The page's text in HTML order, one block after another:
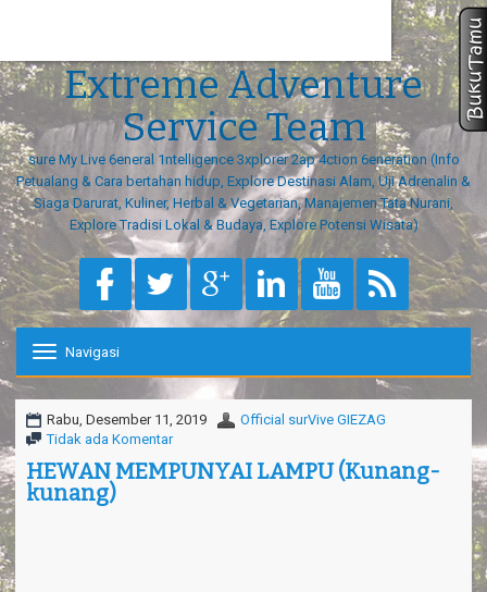
Extreme Adventure
Service Team
sure My Live 6eneral 1ntelligence 3xplorer 2ap 4ction 6eneration (Info
Petualang & Cara bertahan hidup, Explore Destinasi Alam, Uji Adrenalin &
Siaga Darurat, Kuliner, Herbal & Vegetarian, Manajemen Tata Nurani,
Explore Tradisi Lokal & Budaya, Explore Potensi Wisata)
o
g
n
Navigasi
Rabu, Desember 11, 2019
Official surVive GIEZAG
Tidak ada Komentar
HEWAN MEMPUNYAI LAMPU (Kunang-
kunang)
Masukan kode konfirmasi yang telah